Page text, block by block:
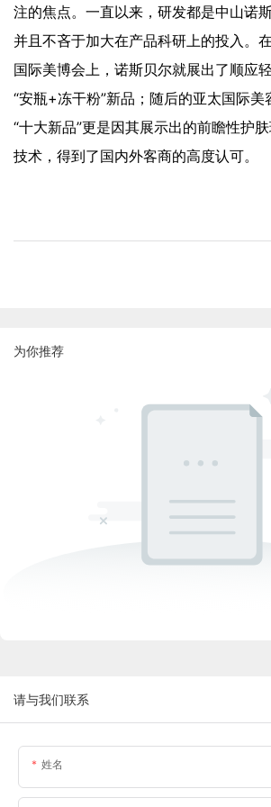
注的焦点。一直以来，研发都是中山诺
并且不吝于加大在产品科研上的投入。
国际美博会上，诺斯贝尔就展出了顺应
“安瓶+冻干粉”新品；随后的亚太国际
“十大新品”更是因其展示出的前瞻性护
技术，得到了国内外客商的高度认可。
为你推荐
请与我们联系
姓名